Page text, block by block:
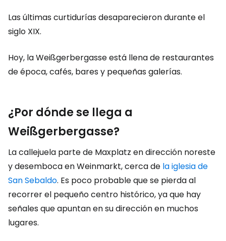
Las últimas curtidurías desaparecieron durante el
siglo XIX.
Hoy, la Weißgerbergasse está llena de restaurantes
de época, cafés, bares y pequeñas galerías.
¿Por dónde se llega a
Weißgerbergasse?
La callejuela parte de Maxplatz en dirección noreste
y desemboca en Weinmarkt, cerca de la iglesia de
San Sebaldo. Es poco probable que se pierda al
recorrer el pequeño centro histórico, ya que hay
señales que apuntan en su dirección en muchos
lugares.